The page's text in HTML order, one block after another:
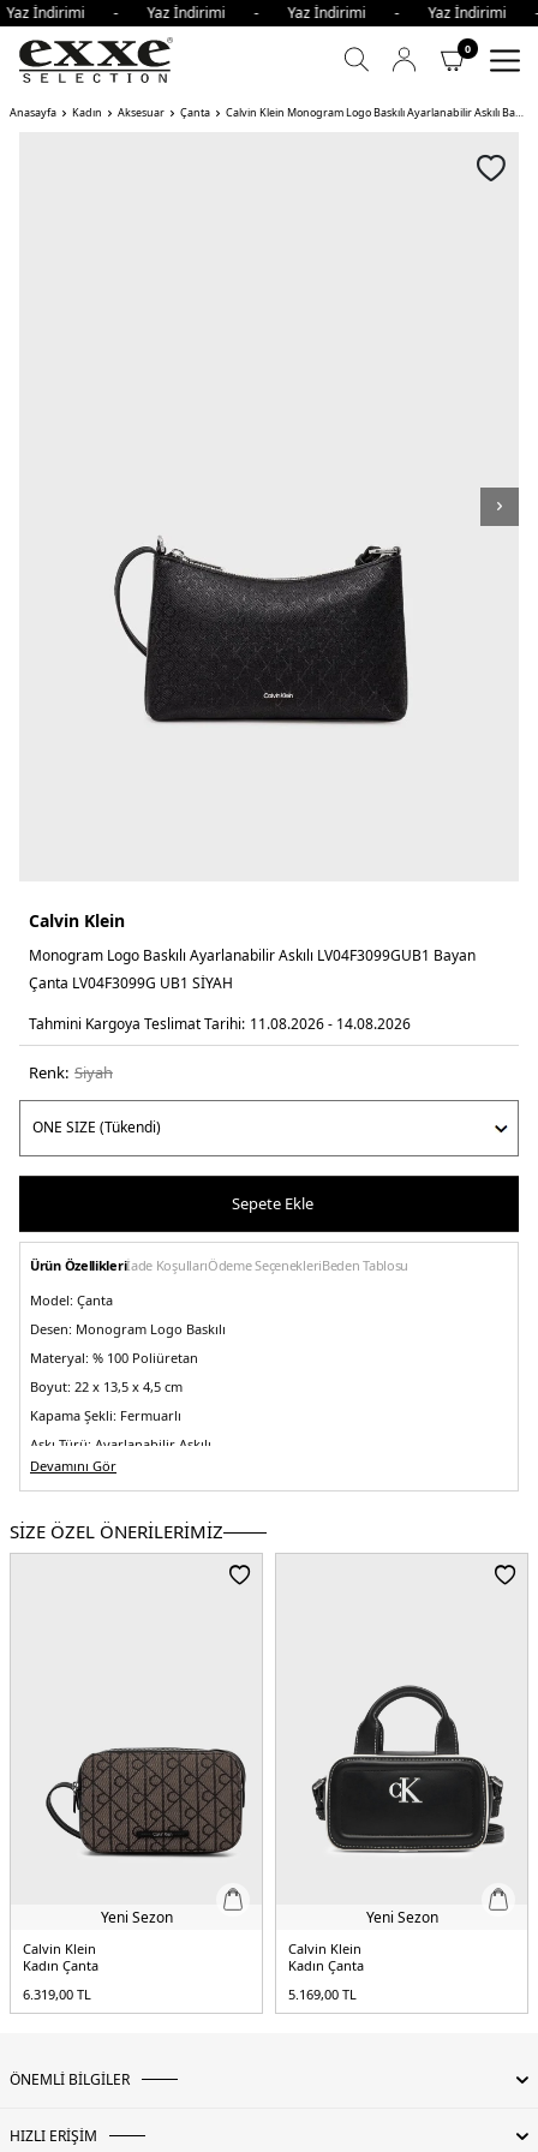
İndirimi - Yaz İndirimi - Yaz İndirimi - Yaz
0
Anasayfa Kadın Aksesuar Çanta Calvin Klein Monogram Logo Baskılı Ayarlanabilir Askılı Bayan Çanta
Calvin Klein
Monogram Logo Baskılı Ayarlanabilir Askılı LV04F3099GUB1 Bayan
Çanta LV04F3099G UB1 SİYAH
Tahmini Kargoya Teslimat Tarihi: 11.08.2026 - 14.08.2026
Renk: si̇yah
Sepete Ekle
Ürün Özellikleriİade KoşullarıÖdeme SeçenekleriBeden Tablosu
Model: Çanta
Desen: Monogram Logo Baskılı
Materyal: % 100 Poliüretan
Boyut: 22 x 13,5 x 4,5 cm
Kapama Şekli: Fermuarlı
Askı Türü: Ayarlanabilir Askılı
Menşei:Kamboçya
5DE2LV04F3099GUB1.07
Devamını Gör
SİZE ÖZEL ÖNERİLERİMİZ
Yeni Sezon
Calvin Klein
Kadın Çanta
6.319,00 TL
Yeni Sezon
Calvin Klein
Kadın Çanta
5.169,00 TL
ÖNEMLİ BİLGİLER
HIZLI ERİŞİM